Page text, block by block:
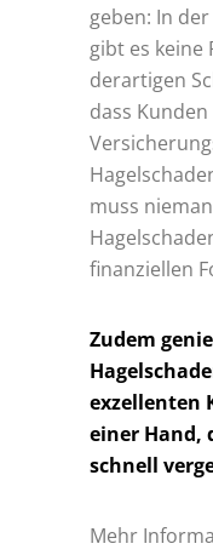
geben: In
gibt es keine
derartigen
dass
muss
finanziellen
Zudem
exzellenten
einer Hand,
schnell
Mehr